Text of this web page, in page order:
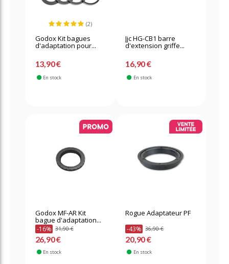
(2)
Godox Kit bagues
d'adaptation pour...
13,90 €
En stock
Jjc HG-CB1 barre
d'extension griffe...
16,90 €
En stock
Godox MF-AR Kit
bague d'adaptation...
-16% 31,90 €
26,90 €
En stock
Rogue Adaptateur PF
-43% 36,90 €
20,90 €
En stock